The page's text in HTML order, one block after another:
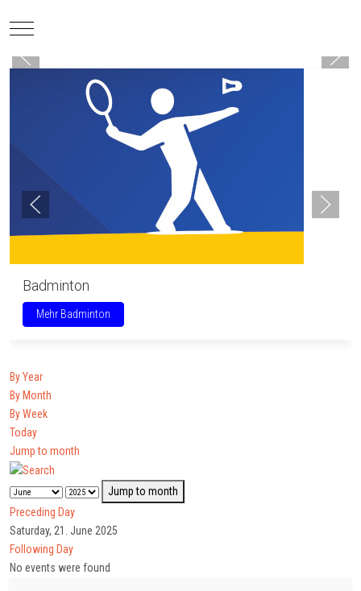
Mobile Menu Toggle
Badminton
Mehr Badminton
By Year
By Month
By Week
Today
Jump to month
Jump to month
Preceding Day
Saturday, 21. June 2025
Following Day
No events were found